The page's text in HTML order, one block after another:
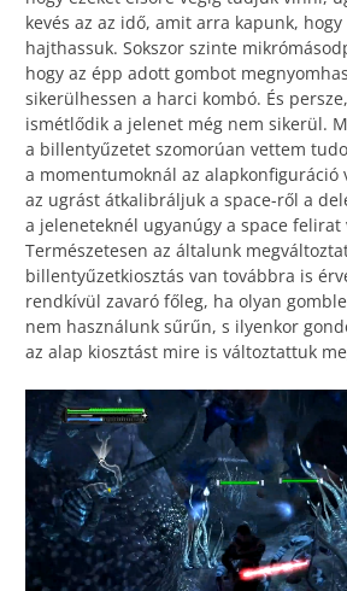
kevés az az idő, amit arra kapunk, hogy
hajthassuk. Sokszor szinte
hogy az épp adott gombot
sikerülhessen a harci kombó. És
ismétlődik a jelenet még nem sikerül.
a billentyűzetet szomorúan vettem
a momentumoknál az alapkonfiguráció
az ugrást átkalibráljuk a space-ről a
a jeleneteknél ugyanúgy a space
Természetesen az általunk
billentyűzetkiosztás van továbbra is
rendkívül zavaró főleg, ha olyan
nem használunk sűrűn, s ilyenkor
az alap kiosztást mire is változtattuk